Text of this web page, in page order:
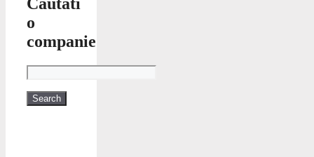
Cautati
o
companie